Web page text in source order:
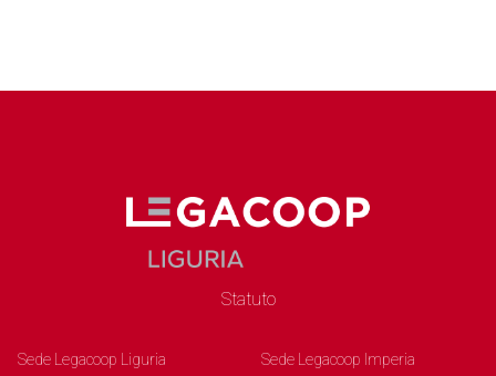
Statuto
Sede Legacoop Liguria
Sede Legacoop Imperia